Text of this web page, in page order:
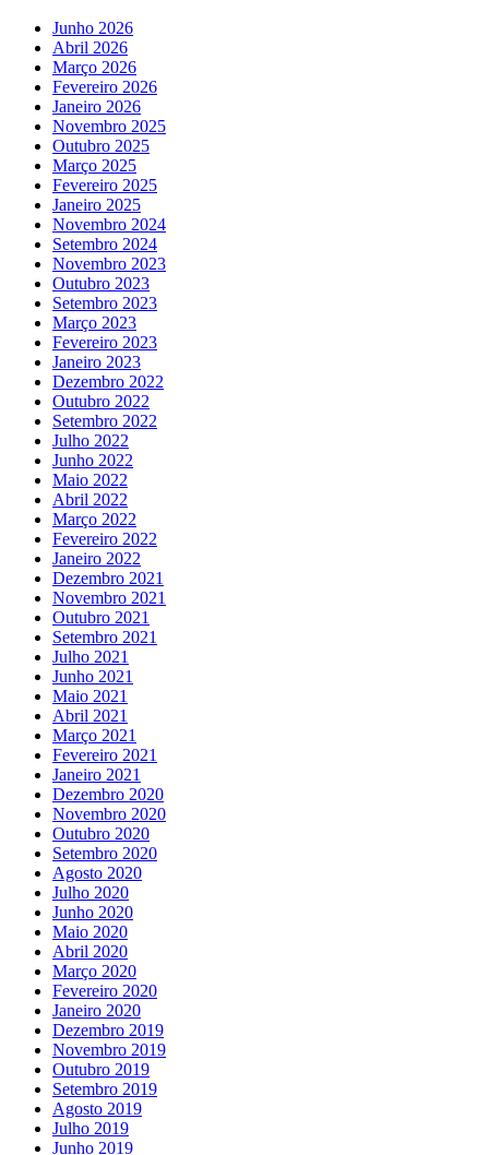
Junho 2026
Abril 2026
Março 2026
Fevereiro 2026
Janeiro 2026
Novembro 2025
Outubro 2025
Março 2025
Fevereiro 2025
Janeiro 2025
Novembro 2024
Setembro 2024
Novembro 2023
Outubro 2023
Setembro 2023
Março 2023
Fevereiro 2023
Janeiro 2023
Dezembro 2022
Outubro 2022
Setembro 2022
Julho 2022
Junho 2022
Maio 2022
Abril 2022
Março 2022
Fevereiro 2022
Janeiro 2022
Dezembro 2021
Novembro 2021
Outubro 2021
Setembro 2021
Julho 2021
Junho 2021
Maio 2021
Abril 2021
Março 2021
Fevereiro 2021
Janeiro 2021
Dezembro 2020
Novembro 2020
Outubro 2020
Setembro 2020
Agosto 2020
Julho 2020
Junho 2020
Maio 2020
Abril 2020
Março 2020
Fevereiro 2020
Janeiro 2020
Dezembro 2019
Novembro 2019
Outubro 2019
Setembro 2019
Agosto 2019
Julho 2019
Junho 2019